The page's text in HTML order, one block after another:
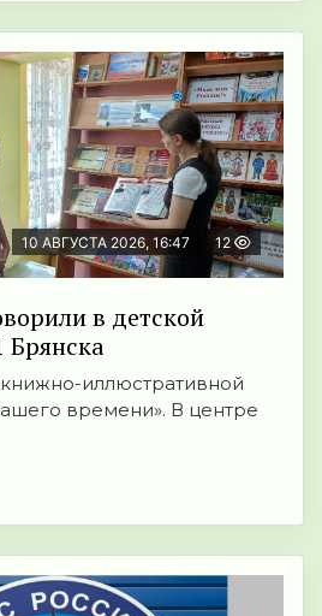
10 АВГУСТА 2026, 16:47 12
в детской
Брянска
иллюстративной
времени». В центре